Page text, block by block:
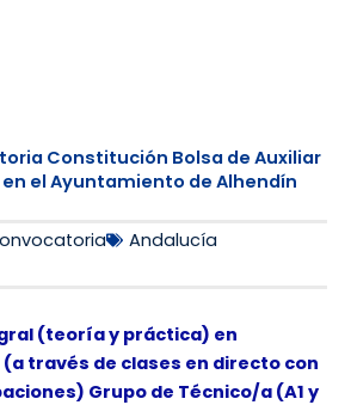
Constitución Bolsa de Auxiliar
el Ayuntamiento de Alhendín
Andalucía
(teoría y práctica) en
(a través de clases en directo con
Grupo de Técnico/a (A1 y